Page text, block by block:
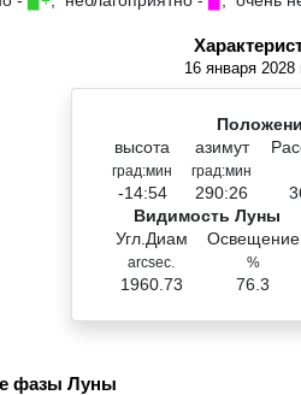
16 января 2028
высота
град:мин
-14:54
азимут
град:мин
290:26
Видимость Луны
Угл.Диам
arcsec.
1960.73
Освещение
%
76.3
фазы Луны